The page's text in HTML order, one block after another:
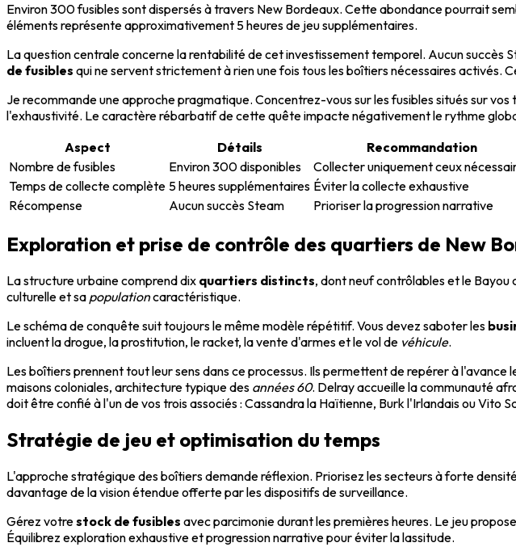
Environ 300 fusibles sont dispersés à travers New Bordeaux. Cette abondance pourrait
éléments représente approximativement 5 heures de jeu supplémentaires.
La question centrale concerne la rentabilité de cet investissement temporel. Aucun
de fusibles qui ne servent strictement à rien une fois tous les boîtiers nécessaires activés.
Je recommande une approche pragmatique. Concentrez-vous sur les fusibles situés sur
l'exhaustivité. Le caractère rébarbatif de cette quête impacte négativement le rythme
Aspect
Détails
Recommandation
Nombre de fusibles
Environ 300 disponibles
Collecter uniquement ceux
Temps de collecte complète 5 heures supplémentaires Éviter la collecte exhaustive
Récompense
Aucun succès Steam Prioriser la progression narrative
Exploration et prise de contrôle des quartiers de New
La structure urbaine comprend dix quartiers distincts, dont neuf contrôlables et le
culturelle et sa populationcaractéristique.
Le schéma de conquête suit toujours le même modèle répétitif. Vous devez saboter les
incluent la drogue, la prostitution, le racket, la vente d'armes et le vol de véhicule.
Les boîtiers prennent tout leur sens dans ce processus. Ils permettent de repérer à l'avance
maisons coloniales, architecture typique des années 60. Delray accueille la communauté
doit être confié à l'un de vos trois associés : Cassandra la Haïtienne, Burk l'Irlandais ou Vito
Stratégie de jeu et optimisation du temps
L'approche stratégique des boîtiers demande réflexion. Priorisez les secteurs à forte
davantage de la vision étendue offerte par les dispositifs de surveillance.
Gérez votrestock de fusibles avec parcimonie durant les premières heures. Le jeu
Équilibrez exploration exhaustive et progression narrative pour éviter la lassitude.